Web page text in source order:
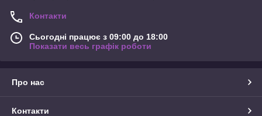
Контакти
Сьогодні працює з 09:00 до 18:00
Показати весь графік роботи
Про нас
Контакти